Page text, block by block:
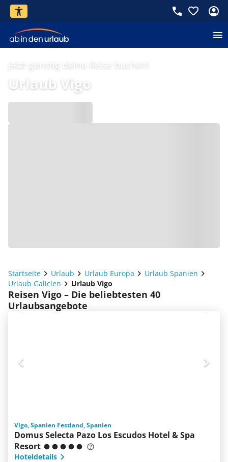
Jetzt günstig deine Reise buchen!
Urlaub Vigo
Startseite Urlaub Urlaub Europa
Urlaub Spanien
Urlaub Galicien
Urlaub Vigo
Reisen Vigo – Die beliebtesten 40
Urlaubsangebote
Vigo, Spanien Festland, Spanien
Domus Selecta Pazo Los Escudos Hotel & Spa
Resort
Hoteldetails